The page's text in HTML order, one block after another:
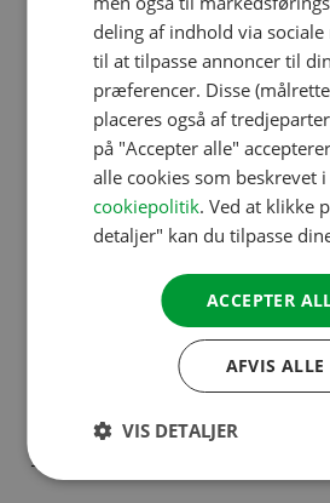
Opret din konto i dag!
Begynd straks at nyde alle
favoritcampingpladser, book
personlige tips. Gratis og klar på
minut.ampings favoritos,
reciba consejos personalizados.
1 minuto.
Opret din gratis My ACSI-konto
Ofte stillede
My ACSI-kontoen
deling af indhold via
til at tilpasse annoncer til
præferencer. Disse
placeres også af
på "Accepter alle"
alle cookies som beskrevet
cookiepolitik. Ved at klikke
detaljer" kan du tilpasse
ACCEPTER
AFVIS ALLE
VIS DETALJER